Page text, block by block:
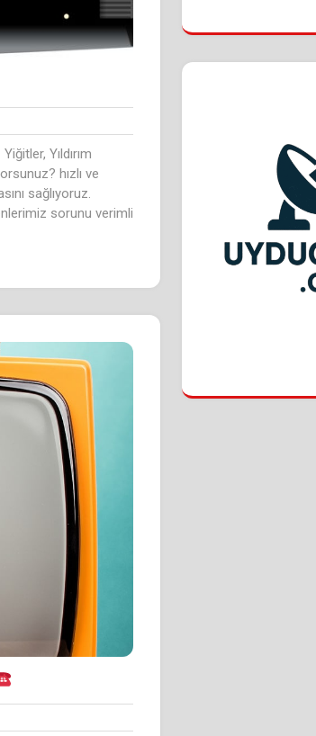
Yıldırım
hızlı ve
sağlıyoruz.
sorunu verimli